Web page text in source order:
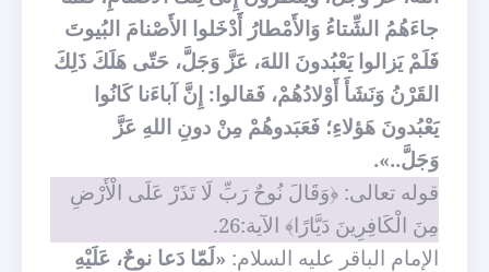
جاءَهُمُ الشِّتاءُ وَالأَمْطارُ أَدْخَلوا الأَصْنامَ البُيوتَ
فَلَمْ يَزالوا يَعْبُدونَ اللهَ، عَزَّ وَجَلَّ، حَتّى هَلَكَ ذَلِكَ
القَرْنُ وَنَشَأَ أَوْلادُهُمْ، فَقالوا: إِنَّ آباءَنا كَانُوا
يَعْبُدونَ هَؤلاءِ؛ فَعَبَدوهُمْ مِنْ دونِ اللهِ عَزَّ
وَجَلَّ..».
قوله تعالى: ﴿وَقَالَ نُوحٌ رَبِّ لَا تَذَرْ عَلَى الْأَرْضِ
مِنَ الْكَافِرِينَ دَيَّارًا﴾ الآية:26.
الإمام الباقر عليه السلام: «لَمّا دَعا نوحٌ، عَلَيْهِ